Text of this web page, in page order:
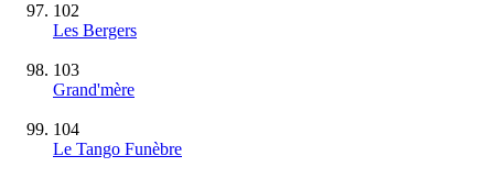
102
Les Bergers
103
Grand'mère
104
Le Tango Funèbre